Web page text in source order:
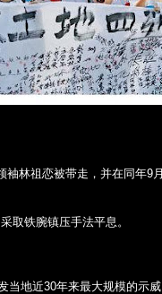
袖林祖恋被带走，并在同年9
取铁腕镇压手法平息。
当地近30年来最大规模的示